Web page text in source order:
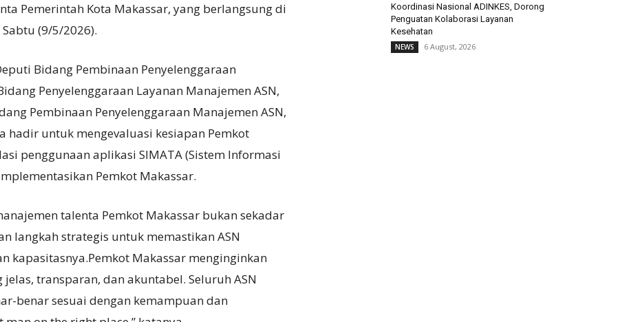
Pemerintah Kota Makassar, yang berlangsung di
(9/5/2026).
Bidang Pembinaan Penyelenggaraan
Penyelenggaraan Layanan Manajemen ASN,
Pembinaan Penyelenggaraan Manajemen ASN,
hadir untuk mengevaluasi kesiapan Pemkot
penggunaan aplikasi SIMATA (Sistem Informasi
Pemkot Makassar.
talenta Pemkot Makassar bukan sekadar
langkah strategis untuk memastikan ASN
kapasitasnya.Pemkot Makassar menginginkan
transparan, dan akuntabel. Seluruh ASN
benar sesuai dengan kemampuan dan
Koordinasi Nasional ADINKES, Dorong
Penguatan Kolaborasi Layanan
Kesehatan
NEWS 6 August, 2026